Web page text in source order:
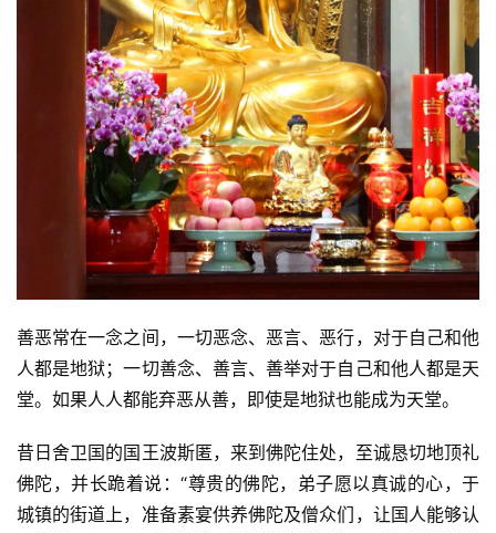
善恶常在一念之间，一切恶念、恶言、恶行，对于自己和他
人都是地狱；一切善念、善言、善举对于自己和他人都是天
堂。如果人人都能弃恶从善，即使是地狱也能成为天堂。
昔日舍卫国的国王波斯匿，来到佛陀住处，至诚恳切地顶礼
佛陀，并长跪着说：“尊贵的佛陀，弟子愿以真诚的心，于
城镇的街道上，准备素宴供养佛陀及僧众们，让国人能够认